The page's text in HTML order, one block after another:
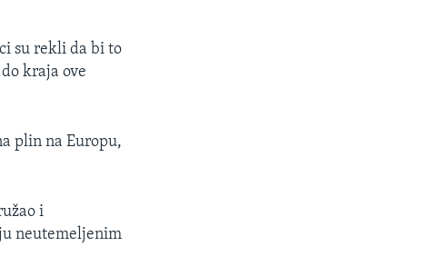
su rekli da bi to
kraja ove
plin na Europu,
i
neutemeljenim